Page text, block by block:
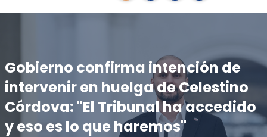
Gobierno confirma intención de
intervenir en huelga de Celestino
Córdova: "El Tribunal ha accedido
y eso es lo que haremos"